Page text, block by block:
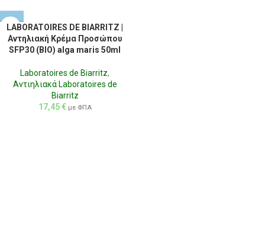
LABORATOIRES DE BIARRITZ |
Αντηλιακή Κρέμα Προσώπου
SFP30 (BIO) alga maris 50ml
Laboratoires de Biarritz,
Αντιηλιακά Laboratoires de
Biarritz
17,45€ με ΦΠΑ